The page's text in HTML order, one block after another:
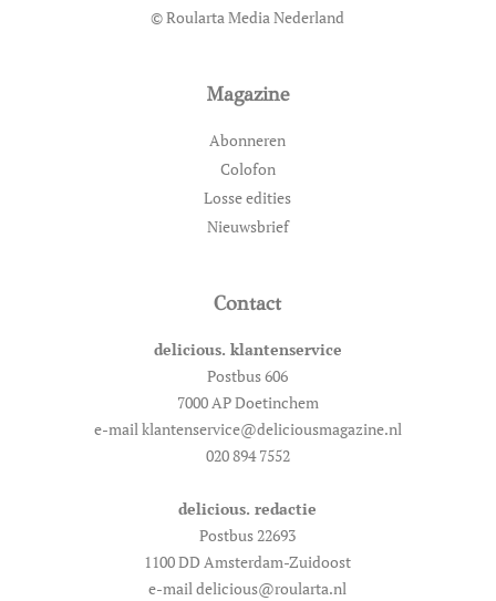
© Roularta Media Nederland
Magazine
Abonneren
Colofon
Losse edities
Nieuwsbrief
Contact
delicious. klantenservice
Postbus 606
7000 AP Doetinchem
e-mail klantenservice@deliciousmagazine.nl
020 894 7552
delicious. redactie
Postbus 22693
1100 DD Amsterdam-Zuidoost
e-mail delicious@roularta.nl